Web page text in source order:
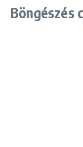
Böngészés